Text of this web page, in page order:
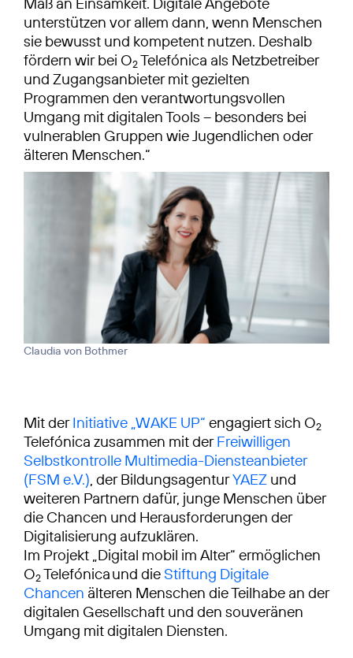
unterstützen vor allem dann, wenn Menschen
sie bewusst und kompetent nutzen. Deshalb
fördern wir bei O2Telefónica als Netzbetreiber
und Zugangsanbieter mit gezielten
Programmen den verantwortungsvollen
Umgang mit digitalen Tools – besonders bei
vulnerablen Gruppen wie Jugendlichen oder
älteren Menschen.“
Claudia von Bothmer
Mit derInitiative „WAKE UP“ engagiert sich O2
Telefónica zusammen mit derFreiwilligen
Selbstkontrolle Multimedia-Diensteanbieter
(FSM e.V.), der BildungsagenturYAEZ und
weiteren Partnern dafür, junge Menschen über
die Chancen und Herausforderungen der
Digitalisierung aufzuklären.
Im Projekt „Digital mobil im Alter“ ermöglichen
O2Telefónica und die Stiftung Digitale
Chancen älteren Menschen die Teilhabe an der
digitalen Gesellschaft und den souveränen
Umgang mit digitalen Diensten.